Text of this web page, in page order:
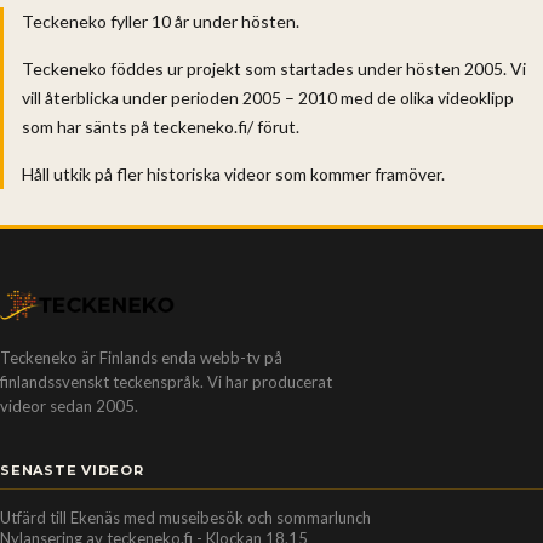
Teckeneko fyller 10 år under hösten.
Teckeneko föddes ur projekt som startades under hösten 2005. Vi
vill återblicka under perioden 2005 – 2010 med de olika videoklipp
som har sänts på teckeneko.fi/ förut.
Håll utkik på fler historiska videor som kommer framöver.
Teckeneko är Finlands enda webb-tv på
finlandssvenskt teckenspråk. Vi har producerat
videor sedan 2005.
SENASTE VIDEOR
Utfärd till Ekenäs med museibesök och sommarlunch
Nylansering av teckeneko.fi - Klockan 18.15